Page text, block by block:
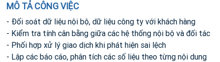
MÔ TẢ CÔNG VIỆC
- Đối soát dữ liệu nội bộ, dữ liệu công ty với khách hàng
- Kiểm tra tính cân bằng giữa các hệ thống nội bộ và đối tác
- Phối hợp xử lý giao dịch khi phát hiện sai lệch
- Lập các báo cáo, phân tích các số liệu theo từng nội dung